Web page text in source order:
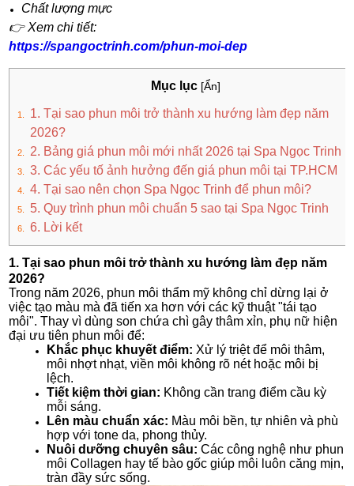
Chất lượng mực
👉 Xem chi tiết:
https://spangoctrinh.com/phun-moi-dep
Mục lục [Ẩn]
1. Tại sao phun môi trở thành xu hướng làm đẹp năm
2026?
2. Bảng giá phun môi mới nhất 2026 tại Spa Ngọc Trinh
3. Các yếu tố ảnh hưởng đến giá phun môi tại TP.HCM
4. Tại sao nên chọn Spa Ngọc Trinh để phun môi?
5. Quy trình phun môi chuẩn 5 sao tại Spa Ngọc Trinh
6. Lời kết
1. Tại sao phun môi trở thành xu hướng làm đẹp năm
2026?
Trong năm 2026, phun môi thẩm mỹ không chỉ dừng lại ở
việc tạo màu mà đã tiến xa hơn với các kỹ thuật "tái tạo
môi". Thay vì dùng son chứa chì gây thâm xỉn, phụ nữ hiện
đại ưu tiên phun môi để:
Khắc phục khuyết điểm: Xử lý triệt để môi thâm,
môi nhợt nhạt, viền môi không rõ nét hoặc môi bị
lệch.
Tiết kiệm thời gian: Không cần trang điểm cầu kỳ
mỗi sáng.
Lên màu chuẩn xác: Màu môi bền, tự nhiên và phù
hợp với tone da, phong thủy.
Nuôi dưỡng chuyên sâu: Các công nghệ như phun
môi Collagen hay tế bào gốc giúp môi luôn căng mịn,
tràn đầy sức sống.